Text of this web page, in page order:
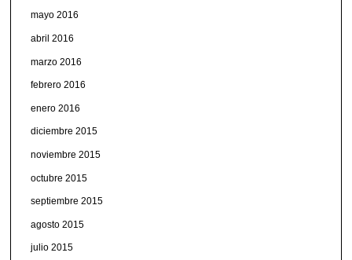
mayo 2016
abril 2016
marzo 2016
febrero 2016
enero 2016
diciembre 2015
noviembre 2015
octubre 2015
septiembre 2015
agosto 2015
julio 2015